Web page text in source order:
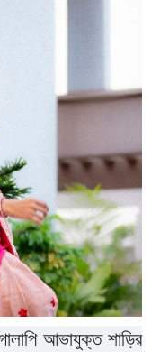
আভাযুক্ত শাড়ির